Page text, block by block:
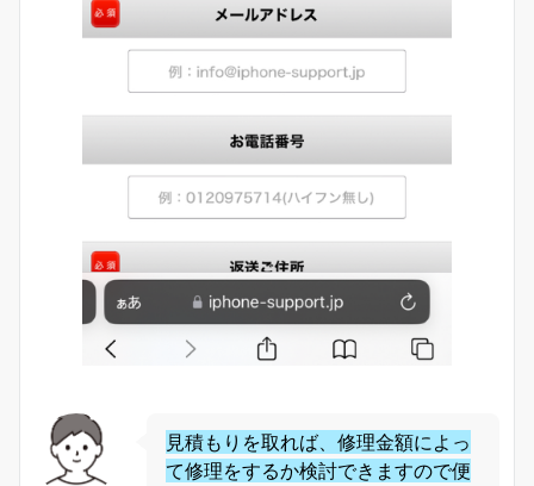
見積もりを取れば、修理金額によっ
て修理をするか検討できますので便